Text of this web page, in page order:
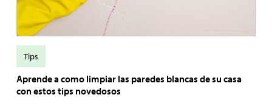
Aprende a como limpiar las paredes blancas de su casa
con estos tips novedosos
Tips